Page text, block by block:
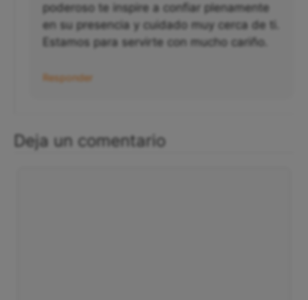
poderoso te inspire a confiar plenamente
en su presencia y cuidado muy cerca de ti.
Estamos para servirte con mucho cariño.
Responder
Deja un comentario